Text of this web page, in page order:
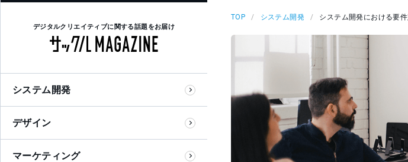
TOP システム開発 システム開発における要
デジタルクリエイティブに関する話題をお届け
システム開発
デザイン
マーケティング